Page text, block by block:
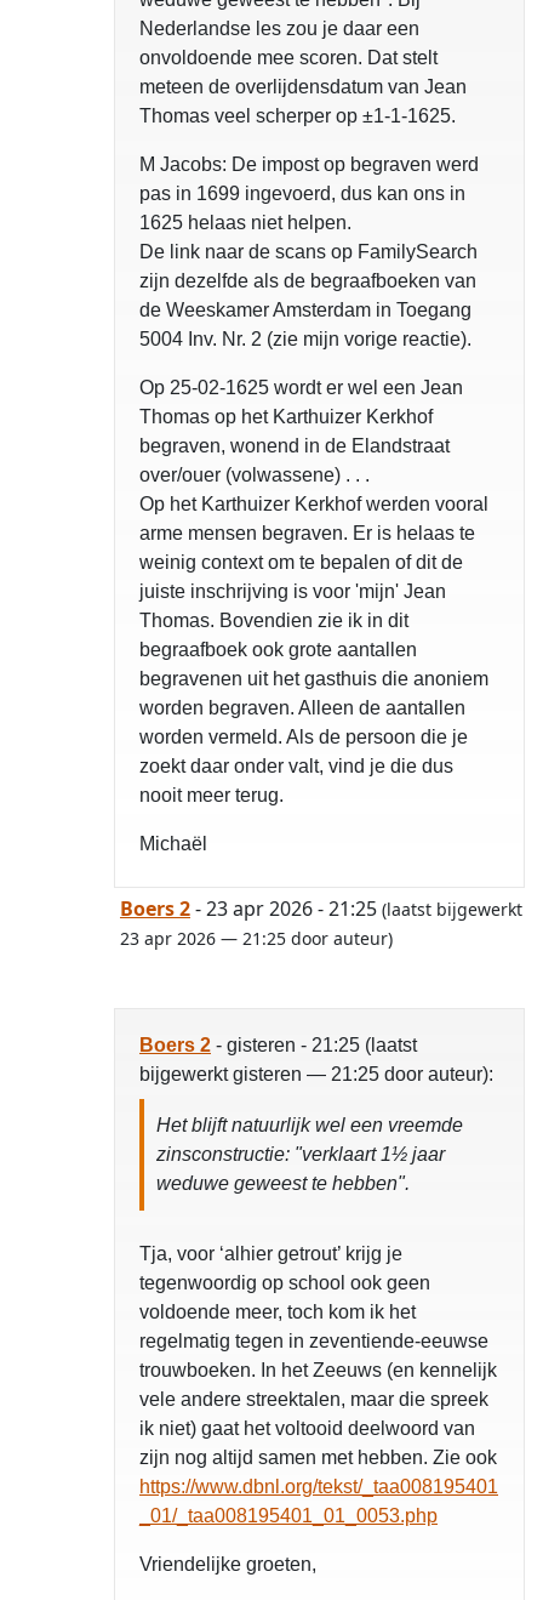
Nederlandse les zou je daar een
onvoldoende mee scoren. Dat stelt
meteen de overlijdensdatum van Jean
Thomas veel scherper op ±1-1-1625.
M Jacobs: De impost op begraven werd
pas in 1699 ingevoerd, dus kan ons in
1625 helaas niet helpen.
De link naar de scans op FamilySearch
zijn dezelfde als de begraafboeken van
de Weeskamer Amsterdam in Toegang
5004 Inv. Nr. 2 (zie mijn vorige reactie).
Op 25-02-1625 wordt er wel een Jean
Thomas op het Karthuizer Kerkhof
begraven, wonend in de Elandstraat
over/ouer (volwassene) . . .
Op het Karthuizer Kerkhof werden vooral
arme mensen begraven. Er is helaas te
weinig context om te bepalen of dit de
juiste inschrijving is voor 'mijn' Jean
Thomas. Bovendien zie ik in dit
begraafboek ook grote aantallen
begravenen uit het gasthuis die anoniem
worden begraven. Alleen de aantallen
worden vermeld. Als de persoon die je
zoekt daar onder valt, vind je die dus
nooit meer terug.
Michaël
Boers 2- 23 apr 2026 - 21:25 (laatst bijgewerkt
23 apr 2026 — 21:25 door auteur)
Boers 2 - gisteren - 21:25 (laatst
bijgewerkt gisteren — 21:25 door auteur):
Het blijft natuurlijk wel een vreemde
zinsconstructie: "verklaart 1½ jaar
weduwe geweest te hebben".
Tja, voor ‘alhier getrout’ krijg je
tegenwoordig op school ook geen
voldoende meer, toch kom ik het
regelmatig tegen in zeventiende-eeuwse
trouwboeken. In het Zeeuws (en kennelijk
vele andere streektalen, maar die spreek
ik niet) gaat het voltooid deelwoord van
zijn nog altijd samen met hebben. Zie ook
https://www.dbnl.org/tekst/_taa008195401
_01/_taa008195401_01_0053.php
Vriendelijke groeten,